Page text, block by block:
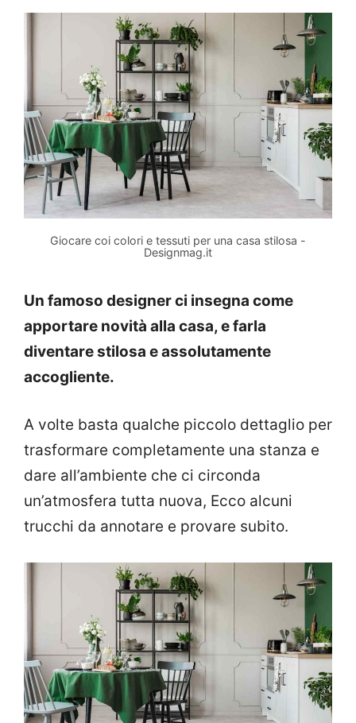
Giocare coi colori e tessuti per una casa stilosa -
Designmag.it
Un famoso designer ci insegna come
apportare novità alla casa, e farla
diventare stilosa e assolutamente
accogliente.
A volte basta qualche piccolo dettaglio per
trasformare completamente una stanza e
dare all’ambiente che ci circonda
un’atmosfera tutta nuova, Ecco alcuni
trucchi da annotare e provare subito.